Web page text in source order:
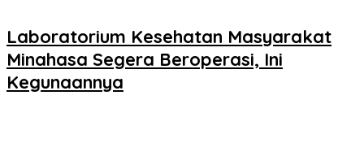
Laboratorium Kesehatan Masyarakat
Minahasa Segera Beroperasi, Ini
Kegunaannya